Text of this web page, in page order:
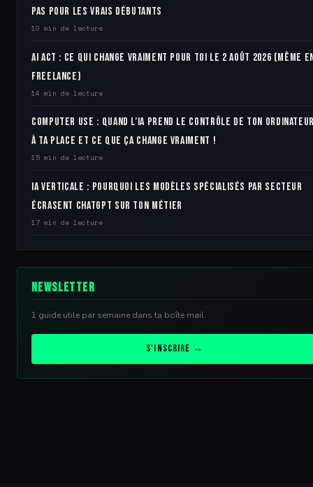
pas pour les vrais débutants
10 min de lecture
AI Act : ce qui change vraiment pour toi le 2 août 2026 (même
freelance)
14 min de lecture
Computer Use : quand l’IA prend le contrôle de ton
à ta place et ce que ça change vraiment !
15 min de lecture
IA verticale : pourquoi les modèles spécialisés par secteur
écrasent ChatGPT sur ton métier
17 min de lecture
Newsletter
1 guide utile par semaine dans ta boîte mail.
S'inscrire →